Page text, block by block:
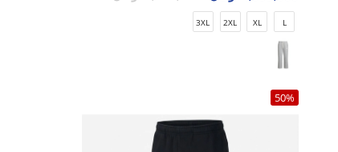
L
XL
2XL
3XL
50%